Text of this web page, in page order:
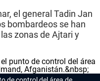
el general Tadin Jan
bombardeos se han
zonas de Ajtari y